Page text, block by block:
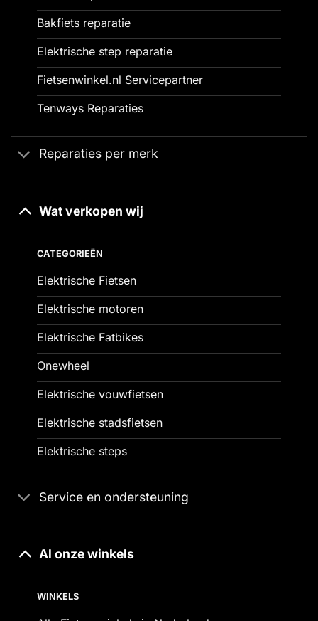
Bakfiets reparatie
Elektrische step reparatie
Fietsenwinkel.nl Servicepartner
Tenways Reparaties
Reparaties per merk
Wat verkopen wij
CATEGORIEËN
Elektrische Fietsen
Elektrische motoren
Elektrische Fatbikes
Onewheel
Elektrische vouwfietsen
Elektrische stadsfietsen
Elektrische steps
Service en ondersteuning
Al onze winkels
WINKELS